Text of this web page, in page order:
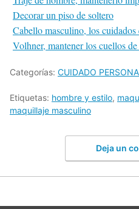
Decorar un piso de soltero
Cabello masculino, los cuidados
Volhner, mantener los cuellos
Categorías: CUIDADO
Etiquetas: hombre y estilo,
maquillaje masculino
Deja un